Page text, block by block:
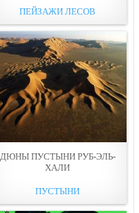
ПЕЙЗАЖИ ЛЕСОВ
ДЮНЫ ПУСТЫНИ РУБ-ЭЛЬ-
ХАЛИ
ПУСТЫНИ